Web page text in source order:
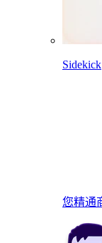
Sidekick
您精通